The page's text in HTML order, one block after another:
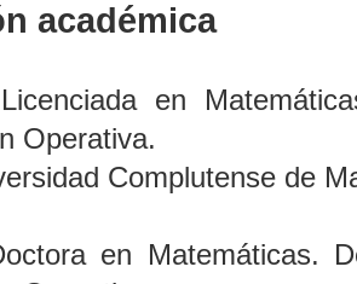
académica
en
Operativa.
Complutense de
en Matemáticas.